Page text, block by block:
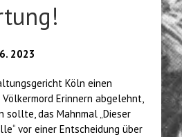
2023
Köln einen
Erinnern abgelehnt,
das Mahnmal „Dieser
vor einer Entscheidung über